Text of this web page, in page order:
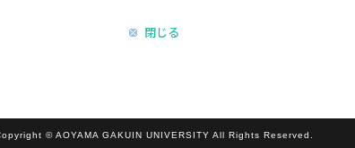
閉じる
© AOYAMA GAKUIN UNIVERSITY All Rights Reserved.